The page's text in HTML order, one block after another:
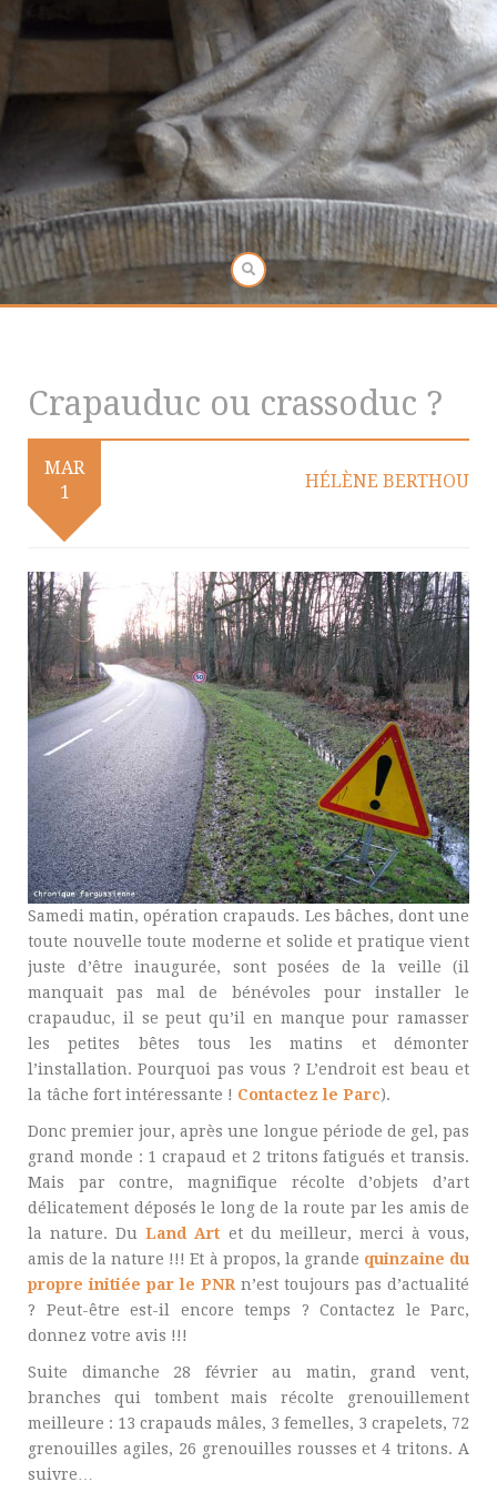
Crapauduc ou crassoduc ?
MAR
1
HÉLÈNE BERTHOU
Samedi matin, opération crapauds. Les bâches, dont une
toute nouvelle toute moderne et solide et pratique vient
juste d’être inaugurée, sont posées de la veille (il
manquait pas mal de bénévoles pour installer le
crapauduc, il se peut qu’il en manque pour ramasser
les petites bêtes tous les matins et démonter
l’installation. Pourquoi pas vous ? L’endroit est beau et
la tâche fort intéressante ! Contactez le Parc).
Donc premier jour, après une longue période de gel, pas
grand monde : 1 crapaud et 2 tritons fatigués et transis.
Mais par contre, magnifique récolte d’objets d’art
délicatement déposés le long de la route par les amis de
la nature. DuLand Art et du meilleur, merci à vous,
amis de la nature !!! Et à propos, la grande quinzaine du
propre initiée par le PNR n’est toujours pas d’actualité
? Peut-être est-il encore temps ? Contactez le Parc,
donnez votre avis !!!
Suite dimanche 28 février au matin, grand vent,
branches qui tombent mais récolte grenouillement
meilleure : 13 crapauds mâles, 3 femelles, 3 crapelets, 72
grenouilles agiles, 26 grenouilles rousses et 4 tritons. A
suivre…